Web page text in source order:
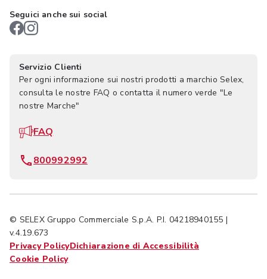
Seguici anche sui social
Servizio Clienti
Per ogni informazione sui nostri prodotti a marchio Selex,
consulta le nostre FAQ o contatta il numero verde "Le
nostre Marche"
FAQ
800992992
© SELEX Gruppo Commerciale S.p.A. P.I. 04218940155 |
v.4.19.673
Privacy PolicyDichiarazione di Accessibilità
Cookie Policy